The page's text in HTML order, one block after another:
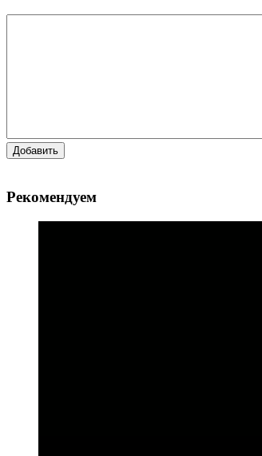
Добавить
Рекомендуем